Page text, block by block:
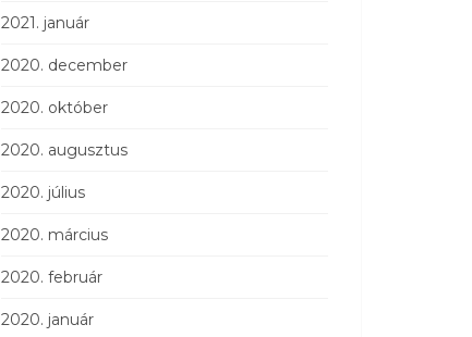
2021. január
2020. december
2020. október
2020. augusztus
2020. július
2020. március
2020. február
2020. január